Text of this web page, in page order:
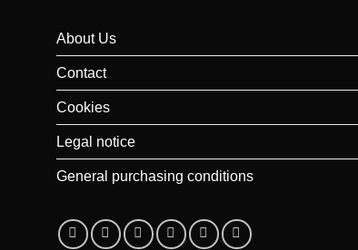
About Us
Contact
Cookies
Legal notice
General purchasing conditions